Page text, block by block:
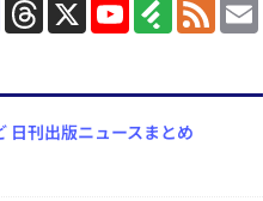
M
a
d
o
n
T
h
d
s
X
Y
o
b
C
F
e
y
F
e
E
m
日刊出版ニュースまとめ